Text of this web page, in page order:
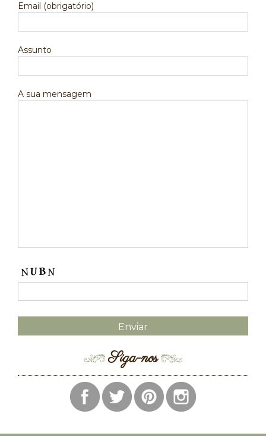
Email (obrigatório)
Assunto
A sua mensagem
Siga-nos